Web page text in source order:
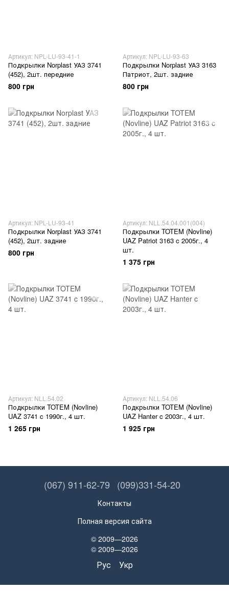
Артикул: NPL-LU-93-41-1
Подкрылки Norplast УАЗ 3741
(452), 2шт. передние
800 грн
Артикул: NPL-LU-93-63
Подкрылки Norplast УАЗ 3163
Патриот, 2шт. задние
800 грн
Артикул: NPL-LU-93-41
Подкрылки Norplast УАЗ 3741
(452), 2шт. задние
800 грн
Артикул: NLL.54.04.001(004)
Подкрылки TOTEM (Novline)
UAZ Patriot 3163 c 2005г., 4
шт.
1 375 грн
Артикул: NLL.54.02
Подкрылки TOTEM (Novline)
UAZ 3741 c 1990г., 4 шт.
1 265 грн
Артикул: NLL.54.06
Подкрылки TOTEM (Novline)
UAZ Hanter c 2003г., 4 шт.
1 925 грн
(067) 911-62-79 (099)331-54-20
Контакты
Полная версия сайта
© 2009—2026
© 2009—2026
Рус Укр